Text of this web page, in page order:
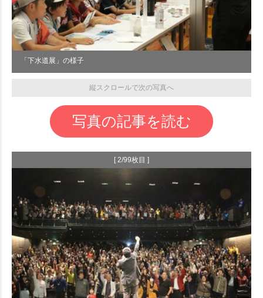
「下水道展」の様子
縦スクロールで次の写真へ
写真の記事を読む
[ 2/99枚目 ]